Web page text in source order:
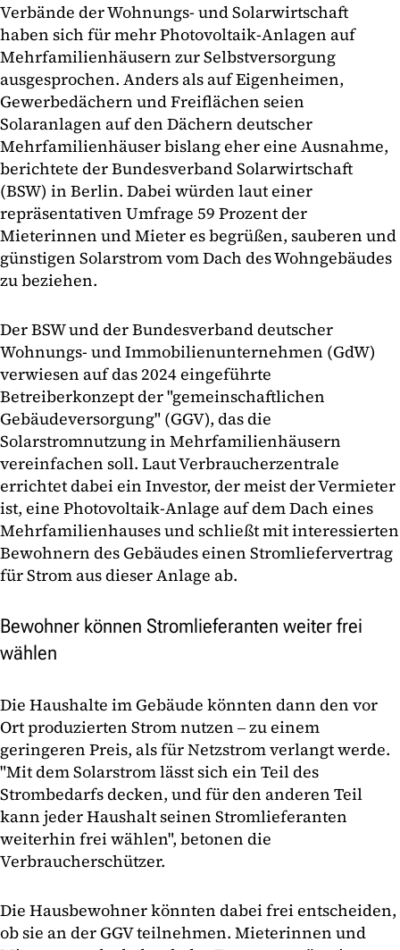
Verbände der Wohnungs- und Solarwirtschaft
haben sich für mehr Photovoltaik-Anlagen auf
Mehrfamilienhäusern zur Selbstversorgung
ausgesprochen. Anders als auf Eigenheimen,
Gewerbedächern und Freiflächen seien
Solaranlagen auf den Dächern deutscher
Mehrfamilienhäuser bislang eher eine Ausnahme,
berichtete der Bundesverband Solarwirtschaft
(BSW) in Berlin. Dabei würden laut einer
repräsentativen Umfrage 59 Prozent der
Mieterinnen und Mieter es begrüßen, sauberen und
günstigen Solarstrom vom Dach des Wohngebäudes
zu beziehen.
Der BSW und der Bundesverband deutscher
Wohnungs- und Immobilienunternehmen (GdW)
verwiesen auf das 2024 eingeführte
Betreiberkonzept der "gemeinschaftlichen
Gebäudeversorgung" (GGV), das die
Solarstromnutzung in Mehrfamilienhäusern
vereinfachen soll. Laut Verbraucherzentrale
errichtet dabei ein Investor, der meist der Vermieter
ist, eine Photovoltaik-Anlage auf dem Dach eines
Mehrfamilienhauses und schließt mit interessierten
Bewohnern des Gebäudes einen Stromliefervertrag
für Strom aus dieser Anlage ab.
Bewohner können Stromlieferanten weiter frei
wählen
Die Haushalte im Gebäude könnten dann den vor
Ort produzierten Strom nutzen ‒ zu einem
geringeren Preis, als für Netzstrom verlangt werde.
"Mit dem Solarstrom lässt sich ein Teil des
Strombedarfs decken, und für den anderen Teil
kann jeder Haushalt seinen Stromlieferanten
weiterhin frei wählen", betonen die
Verbraucherschützer.
Die Hausbewohner könnten dabei frei entscheiden,
ob sie an der GGV teilnehmen. Mieterinnen und